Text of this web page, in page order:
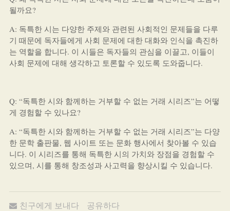
될까요?
A: 독특한 시는 다양한 주제와 관련된 사회적인 문제들을 다루
기 때문에 독자들에게 사회 문제에 대한 대화와 인식을 촉진하
는 역할을 합니다. 이 시들은 독자들의 관심을 이끌고, 이들이
사회 문제에 대해 생각하고 토론할 수 있도록 도와줍니다.
Q: “독특한 시와 함께하는 거부할 수 없는 거래 시리즈”는 어떻
게 경험할 수 있나요?
A: “독특한 시와 함께하는 거부할 수 없는 거래 시리즈”는 다양
한 문학 출판물, 웹 사이트 또는 문화 행사에서 찾아볼 수 있습
니다. 이 시리즈를 통해 독특한 시의 가치와 장점을 경험할 수
있으며, 시를 통해 창조성과 사고력을 향상시킬 수 있습니다.
친구에게 보내다
공유하다